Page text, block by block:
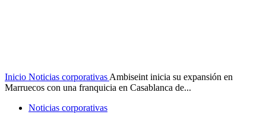
Inicio Noticias corporativas Ambiseint inicia su expansión en
Marruecos con una franquicia en Casablanca de...
Noticias corporativas